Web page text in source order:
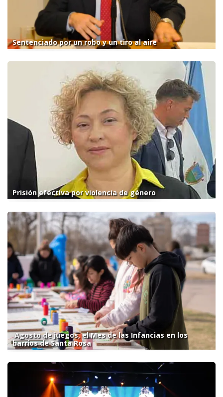
Sentenciado por un robo y un tiro al aire
Prisión efectiva por violencia de género
Agosto de juegos, el Mes de las Infancias en los
barrios de Santa Rosa